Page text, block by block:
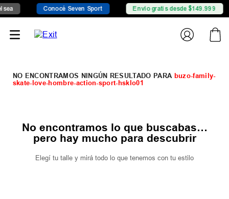
Conocé Seven Sport Envío gratis desde $149.999
buzo-family-
skate-love-hombre-action-sport-hsklo01
No encontramos lo que buscabas…
pero hay mucho para descubrir
Elegí tu talle y mirá todo lo que tenemos con tu estilo